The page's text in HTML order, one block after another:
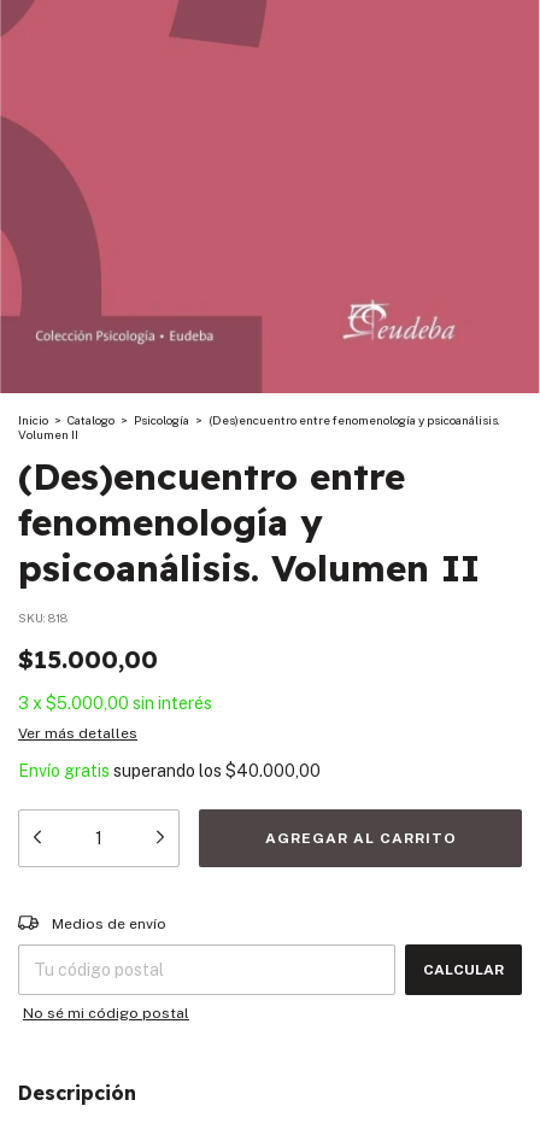
Inicio > Catalogo > Psicología > (Des)encuentro entre fenomenología y psicoanálisis.
Volumen II
(Des)encuentro entre
fenomenología y
psicoanálisis. Volumen II
SKU: 818
$15.000,00
3 x $5.000,00 sin interés
Ver más detalles
Envío gratis superando los $40.000,00
Entregas para el CP:
Medios de envío
CALCULAR
No sé mi código postal
Descripción